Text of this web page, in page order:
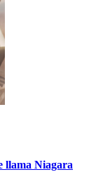
llama Niagara